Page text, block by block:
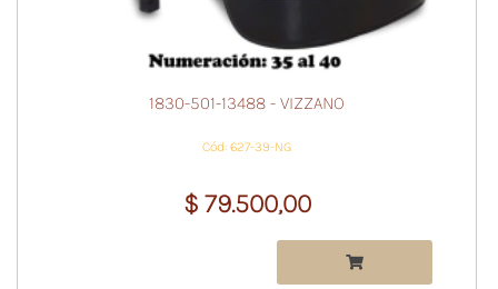
1830-501-13488 - VIZZANO
Cód: 627-39-NG
$ 79.500,00